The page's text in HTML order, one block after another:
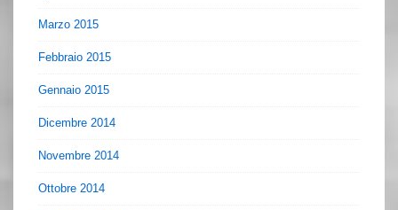
Marzo 2015
Febbraio 2015
Gennaio 2015
Dicembre 2014
Novembre 2014
Ottobre 2014